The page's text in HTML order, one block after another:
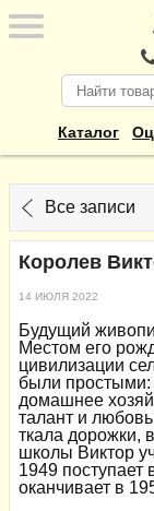
Каталог
Все записи
Королев
14 ИЮЛЯ 2022
Будущий
Местом его
цивилизации
были простыми:
домашнее
талант и
ткала дорожки,
школы Виктор
1949 поступает
оканчивает в